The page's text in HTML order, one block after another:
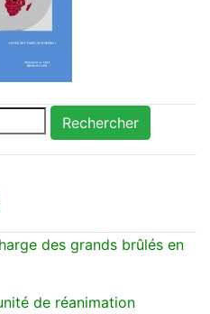
Rechercher
des grands brûlés en
de réanimation